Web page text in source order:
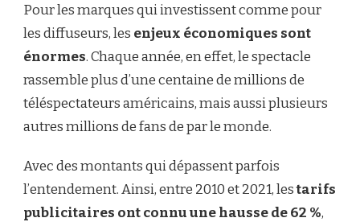
Pour les marques qui investissent comme pour
les diffuseurs, les enjeux économiques sont
énormes. Chaque année, en effet, le spectacle
rassemble plus d’une centaine de millions de
téléspectateurs américains, mais aussi plusieurs
autres millions de fans de par le monde.
Avec des montants qui dépassent parfois
l’entendement. Ainsi, entre 2010 et 2021, lestarifs
publicitaires ont connu une hausse de 62 %,